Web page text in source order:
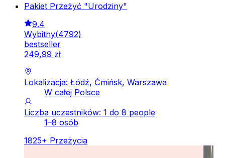
Pakiet Przeżyć "Urodziny"
9.4
Wybitny(4792)
bestseller
249,99 zł
Lokalizacja: Łódź, Ćmińsk, Warszawa
W całej Polsce
Liczba uczestników: 1 do 8 people
1–8 osób
1825+ Przeżycia